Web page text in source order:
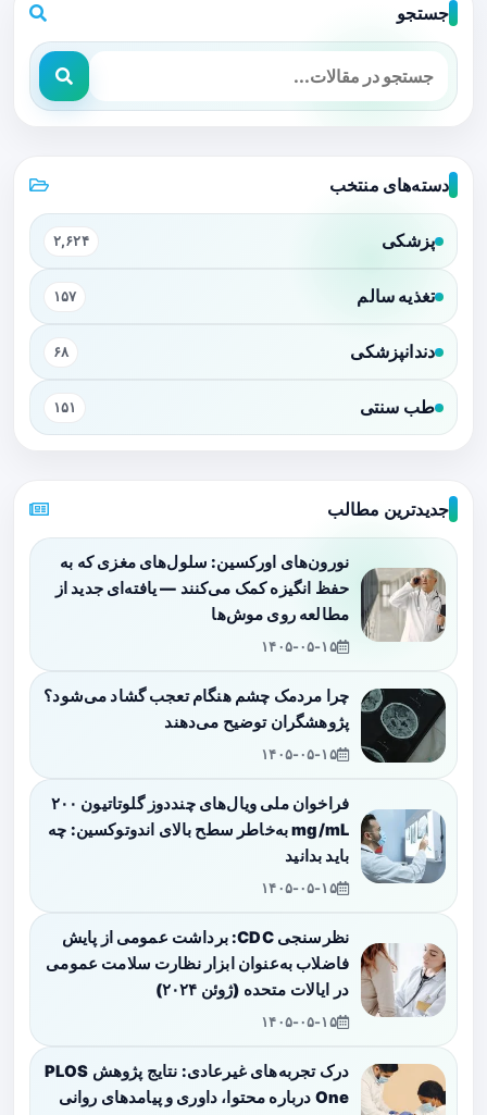
جستجو
دسته‌های منتخب
پزشکی ۲,۶۲۴
تغذیه سالم ۱۵۷
دندانپزشکی ۶۸
طب سنتی ۱۵۱
جدیدترین مطالب
نورون‌های اورکسین: سلول‌های مغزی که به
حفظ انگیزه کمک می‌کنند — یافته‌ای جدید از
مطالعه روی موش‌ها
۱۴۰۵-۰۵-۱۵
چرا مردمک چشم هنگام تعجب گشاد می‌شود؟
پژوهشگران توضیح می‌دهند
۱۴۰۵-۰۵-۱۵
فراخوان ملی ویال‌های چنددوز گلوتاتیون ۲۰۰
mg/mL به‌خاطر سطح بالای اندوتوکسین: چه
باید بدانید
۱۴۰۵-۰۵-۱۵
نظرسنجی CDC: برداشت عمومی از پایش
فاضلاب به‌عنوان ابزار نظارت سلامت عمومی
در ایالات متحده (ژوئن ۲۰۲۴)
۱۴۰۵-۰۵-۱۵
درک تجربه‌های غیرعادی: نتایج پژوهش PLOS
One درباره محتوا، داوری و پیامدهای روانی